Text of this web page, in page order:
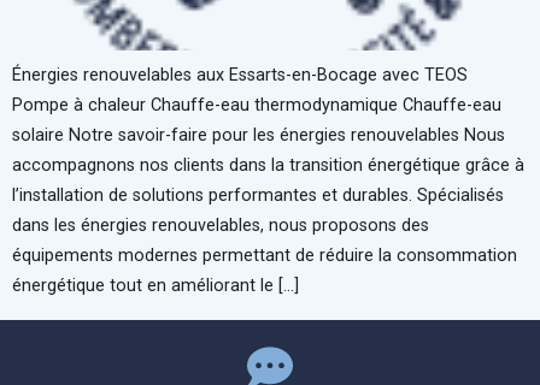
Énergies renouvelables aux Essarts-en-Bocage avec TEOS
Pompe à chaleur Chauffe-eau thermodynamique Chauffe-eau
solaire Notre savoir-faire pour les énergies renouvelables Nous
accompagnons nos clients dans la transition énergétique grâce à
l’installation de solutions performantes et durables. Spécialisés
dans les énergies renouvelables, nous proposons des
équipements modernes permettant de réduire la consommation
énergétique tout en améliorant le […]